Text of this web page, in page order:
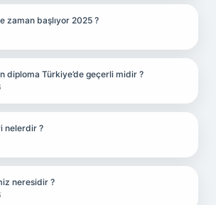
zaman başlıyor 2025 ?
diploma Türkiye’de geçerli midir ?
nelerdir ?
neresidir ?